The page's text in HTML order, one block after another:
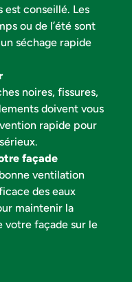
est conseillé. Les
ou de l’été sont
séchage rapide
noires, fissures,
doivent vous
rapide pour
façade
ventilation
des eaux
maintenir la
votre façade sur le
:
FAÇADE
MENUISERIES